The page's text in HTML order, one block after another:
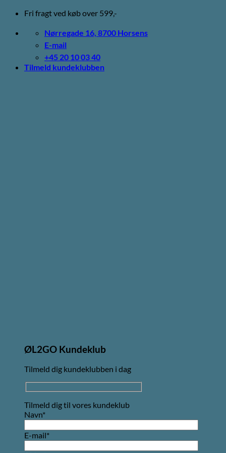
Fortsæt
indhold
Fri fragt ved køb over 599,-
Nørregade 16, 8700 Horsens
E-mail
+45 20 10 03 40
Tilmeld kundeklubben
ØL2GO Kundeklub
Tilmeld dig kundeklubben i dag
Tilmeld dig til vores kundeklub
Navn*
E-mail*